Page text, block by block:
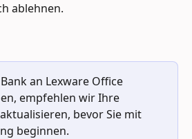
ablehnen.
an Lexware Office
empfehlen wir Ihre
bevor Sie mit
beginnen.